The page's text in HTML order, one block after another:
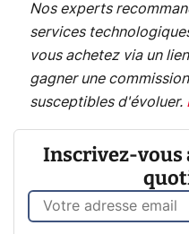
Nos experts
services
vous achetez via un
gagner une
susceptibles d'évoluer.
Inscrivez-vous